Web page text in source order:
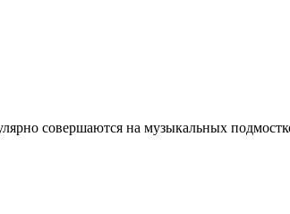
совершаются на музыкальных